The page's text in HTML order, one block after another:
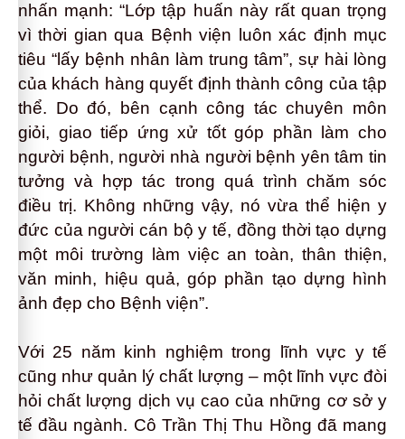
nhấn mạnh: “Lớp tập huấn này rất quan trọng
vìthời gian qua Bệnh viện luôn xác định mục
tiêu “lấy bệnh nhân làm trung tâm”, sự hài lòng
của khách hàng quyết định thành công của tập
thể. Do đó, bên cạnh công tác chuyên môn
giỏi, giao tiếp ứng xử tốt góp phần làm cho
người bệnh, người nhà người bệnh yên tâm tin
tưởng và hợp tác trong quá trình chăm sóc
điều trị. Không những vậy, nó vừa thể hiện y
đức của người cán bộ y tế, đồng thời tạo dựng
một môi trường làm việc an toàn, thân thiện,
văn minh, hiệu quả, góp phần tạo dựng hình
ảnh đẹp cho Bệnh viện”.
Với 25 năm kinh nghiệm trong lĩnh vực y tế
cũng như quản lý chất lượng – một lĩnh vực đòi
hỏi chất lượng dịch vụ cao của những cơ sở y
tế đầu ngành. Cô Trần Thị Thu Hồng đã mang